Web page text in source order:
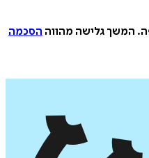
המשך גלישה מהווה הסכמה